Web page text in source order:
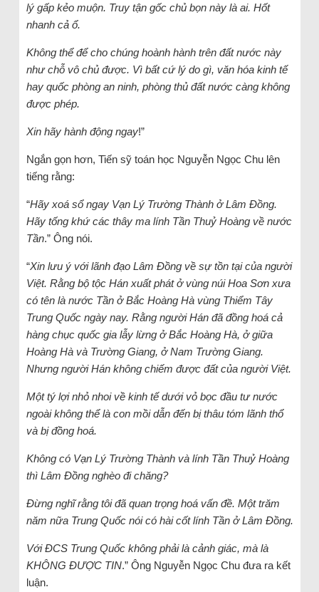
lý gấp kẻo muộn. Truy tận gốc chủ bọn này là ai. Hốt
nhanh cả ổ.
Không thể để cho chúng hoành hành trên đất nước này
như chỗ vô chủ được. Vì bất cứ lý do gì, văn hóa kinh tế
hay quốc phòng an ninh, phòng thủ đất nước càng không
được phép.
Xin hãy hành động ngay!”
Ngắn gọn hơn, Tiến sỹ toán học Nguyễn Ngọc Chu lên
tiếng rằng:
“Hãy xoá sổ ngay Vạn Lý Trường Thành ở Lâm Đồng.
Hãy tống khứ các thây ma lính Tần Thuỷ Hoàng về nước
Tần.” Ông nói.
“Xin lưu ý với lãnh đạo Lâm Đồng về sự tồn tại của người
Việt. Rằng bộ tộc Hán xuất phát ở vùng núi Hoa Sơn xưa
có tên là nước Tần ở Bắc Hoàng Hà vùng Thiểm Tây
Trung Quốc ngày nay. Rằng người Hán đã đồng hoá cả
hàng chục quốc gia lẫy lừng ở Bắc Hoàng Hà, ở giữa
Hoàng Hà và Trường Giang, ở Nam Trường Giang.
Nhưng người Hán không chiếm được đất của người Việt.
Một tý lợi nhỏ nhoi về kinh tế dưới vỏ bọc đầu tư nước
ngoài không thể là con mồi dẫn đến bị thâu tóm lãnh thổ
và bị đồng hoá.
Không có Vạn Lý Trường Thành và lính Tần Thuỷ Hoàng
thì Lâm Đồng nghèo đi chăng?
Đừng nghĩ rằng tôi đã quan trọng hoá vấn đề. Một trăm
năm nữa Trung Quốc nói có hài cốt lính Tần ở Lâm Đồng.
Với ĐCS Trung Quốc không phải là cảnh giác, mà là
KHÔNG ĐƯỢC TIN.” Ông Nguyễn Ngọc Chu đưa ra kết
luận.